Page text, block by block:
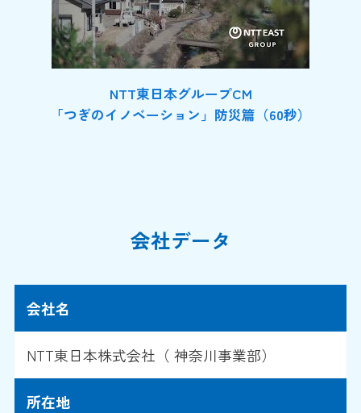
NTT東日本グループCM
「つぎのイノベーション」防災篇（60秒）
会社データ
会社名
NTT東日本株式会社（ 神奈川事業部）
所在地